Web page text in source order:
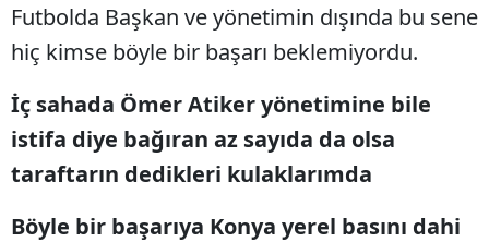
Futbolda Başkan ve yönetimin dışında bu sene
hiç kimse böyle bir başarı beklemiyordu.
İç sahada Ömer Atiker yönetimine bile
istifa diye bağıran az sayıda da olsa
taraftarın dedikleri kulaklarımda
Böyle bir başarıya Konya yerel basını dahi